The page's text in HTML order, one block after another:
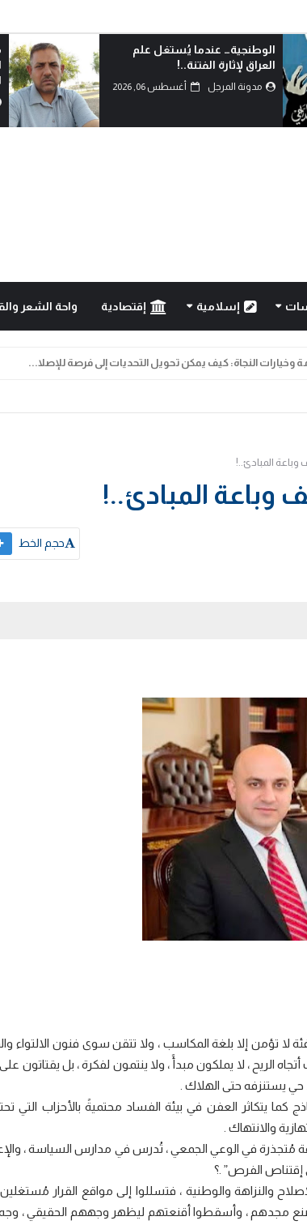
مسيرة الأربعين الاممية ثورة ضد
الانانية وافشال للمخططات
الشيطانية..!
إسلامية إقتصادية واحة الشعر
وخيارات النجاة: كيف يمكن تحويل التحديات إلى فرصة للإصلا...
وباعة المبادئ..!
وباعة المبادئ..!
حجم الخط
لا تؤمن إلا بلغة المكاسب ، ولا تتقن سوى فنون الالتواء
الريح ، لا يملكون مبدأً ، ولا ينتمون لفكرة ، بل يقتاتون
يستنزفه حتى الهلاك .
كما يتكاثر العفن في بيئة الفساد محتميةً بالأحزاب التي
والانتهاك .
مُتجذرة في الوعي الجمعي ، تُدرس في مدارس السياسة ،
إقتناص الفرص” .؟
والنزاهة والوطنية ، فتسللوا إلى مواقع القرار
صنع مجدهم ، وأسقطوا أقنعتهم ليظهر وجههم الحقيقي ،